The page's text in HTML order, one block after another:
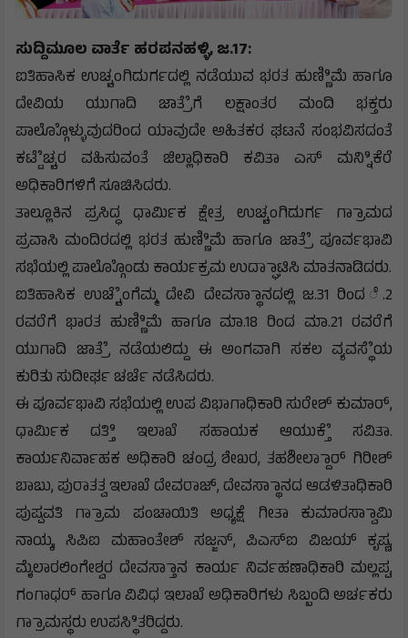
ಸುದ್ದಿಮೂಲ ವಾರ್ತೆ ಹರಪನಹಳ್ಳಿ, ಜ.17:
ಐತಿಹಾಸಿಕ ಉಚ್ಚಂಗಿದುರ್ಗದಲ್ಲಿ ನಡೆಯುವ ಭರತ ಹುಣ್ಣಿಿಮೆ ಹಾಗೂ
ದೇವಿಯ ಯುಗಾದಿ ಜಾತ್ರೆೆಗೆ ಲಕ್ಷಾಂತರ ಮಂದಿ ಭಕ್ತರು
ಪಾಲ್ಗೊೊಳ್ಳುವುದರಿಂದ ಯಾವುದೇ ಅಹಿತಕರ ಘಟನೆ ಸಂಭವಿಸದಂತೆ
ಕಟ್ಟೆೆಚ್ಚರ ವಹಿಸುವಂತೆ ಜಿಲ್ಲಾಧಿಕಾರಿ ಕವಿತಾ ಎಸ್ ಮನ್ನಿಿಕೆರೆ
ಅಧಿಕಾರಿಗಳಿಗೆ ಸೂಚಿಸಿದರು.
ತಾಲ್ಲೂಕಿನ ಪ್ರಸಿದ್ಧ ಧಾರ್ಮಿಕ ಕ್ಷೇತ್ರ ಉಚ್ಚಂಗಿದುರ್ಗ ಗ್ರಾಾಮದ
ಪ್ರವಾಸಿ ಮಂದಿರದಲ್ಲಿ ಭರತ ಹುಣ್ಣಿಿಮೆ ಹಾಗೂ ಜಾತ್ರೆೆ ಪೂರ್ವಭಾವಿ
ಸಭೆಯಲ್ಲಿ ಪಾಲ್ಗೊೊಂಡು ಕಾರ್ಯಕ್ರಮ ಉದ್ಘಾಾಟಿಸಿ ಮಾತನಾಡಿದರು.
ಐತಿಹಾಸಿಕ ಉಚ್ಚೆೆಂಗೆಮ್ಮ ದೇವಿ ದೇವಸ್ಥಾಾನದಲ್ಲಿ ಜ.31 ರಿಂದ ೆ.2
ರವರೆಗೆ ಭಾರತ ಹುಣ್ಣಿಿಮೆ ಹಾಗೂ ಮಾ.18 ರಿಂದ ಮಾ.21 ರವರೆಗೆ
ಯುಗಾದಿ ಜಾತ್ರೆೆ ನಡೆಯಲಿದ್ದು ಈ ಅಂಗವಾಗಿ ಸಕಲ ವ್ಯವಸ್ಥೆೆಯ
ಕುರಿತು ಸುದೀರ್ಘ ಚರ್ಚೆ ನಡೆಸಿದರು.
ಈ ಪೂರ್ವಭಾವಿ ಸಭೆಯಲ್ಲಿ ಉಪ ವಿಭಾಗಾಧಿಕಾರಿ ಸುರೇಶ್ ಕುಮಾರ್,
ಧಾರ್ಮಿಕ ದತ್ತಿಿ ಇಲಾಖೆ ಸಹಾಯಕ ಆಯುಕ್ತೆೆ ಸವಿತಾ.
ಕಾರ್ಯನಿರ್ವಾಹಕ ಅಧಿಕಾರಿ ಚಂದ್ರ ಶೇಖರ, ತಹಶೀಲ್ದಾಾರ್ ಗಿರೀಶ್
ಬಾಬು, ಪುರಾತತ್ವ ಇಲಾಖೆ ದೇವರಾಜ್, ದೇವಸ್ಥಾಾನದ ಆಡಳಿತಾಧಿಕಾರಿ
ಪುಷ್ಪವತಿ ಗ್ರಾಾಮ ಪಂಚಾಯಿತಿ ಅಧ್ಯಕ್ಷೆ ಗೀತಾ ಕುಮಾರಸ್ವಾಾಮಿ
ನಾಯ್ಕ, ಸಿಪಿಐ ಮಹಾಂತೇಶ್ ಸಜ್ಜನ್, ಪಿಎಸ್ಐ ವಿಜಯ್ ಕೃಷ್ಣ,
ಮೈಲಾರಲಿಂಗೇಶ್ವರ ದೇವಸ್ತಾಾನ ಕಾರ್ಯ ನಿರ್ವಹಣಾಧಿಕಾರಿ ಮಲ್ಲಪ್ಪ,
ಗಂಗಾಧರ್ ಹಾಗೂ ವಿವಿಧ ಇಲಾಖೆ ಅಧಿಕಾರಿಗಳು ಸಿಬ್ಬಂದಿ ಅರ್ಚಕರು
ಗ್ರಾಾಮಸ್ಥರು ಉಪಸ್ಥಿಿತರಿದ್ದರು.